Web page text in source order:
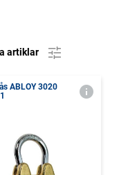
artiklar
ABLOY 3020